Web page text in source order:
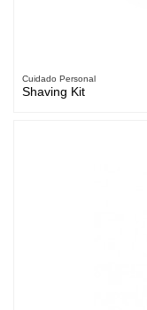
Cuidado Personal
Shaving Kit